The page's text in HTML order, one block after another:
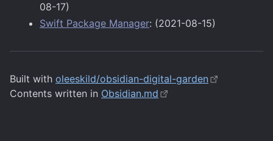
08-17)
Swift Package Manager: (2021-08-15)
Built with oleeskild/obsidian-digital-garden
Contents written in Obsidian.md